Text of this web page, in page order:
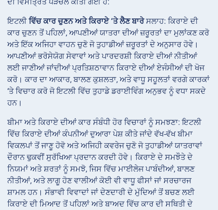
ਇਟਲੀਵਿੱਚ ਕਾਰ ਚੁਣਨ ਅਤੇ ਕਿਰਾਏ ‘ਤੇ ਲੈਣ ਬਾਰੇਸਲਾਹ: ਕਿਰਾਏ ਦੀ
ਕਾਰ ਚੁਣਨ ਤੋਂ ਪਹਿਲਾਂ, ਆਪਣੀਆਂ ਯਾਤਰਾ ਦੀਆਂ ਜ਼ਰੂਰਤਾਂ ਦਾ ਮੁਲਾਂਕਣ ਕਰੋ
ਅਤੇ ਇੱਕ ਅਜਿਹਾ ਵਾਹਨ ਚੁਣੋ ਜੋ ਤੁਹਾਡੀਆਂ ਜ਼ਰੂਰਤਾਂ ਦੇ ਅਨੁਸਾਰ ਹੋਵੇ।
ਆਪਣੀਆਂ ਭਰੋਸੇਯੋਗ ਸੇਵਾਵਾਂ ਅਤੇ ਪਾਰਦਰਸ਼ੀ ਕਿਰਾਏ ਦੀਆਂ ਨੀਤੀਆਂ
ਲਈ ਜਾਣੀਆਂ ਜਾਂਦੀਆਂ ਪ੍ਰਤਿਸ਼ਠਾਵਾਨ ਕਿਰਾਏ ਦੀਆਂ ਏਜੰਸੀਆਂ ਦੀ ਖੋਜ
ਕਰੋ। ਕਾਰ ਦਾ ਆਕਾਰ, ਬਾਲਣ ਕੁਸ਼ਲਤਾ, ਅਤੇ ਵਾਧੂ ਸਹੂਲਤਾਂ ਵਰਗੇ ਕਾਰਕਾਂ
‘ਤੇ ਵਿਚਾਰ ਕਰੋ ਜੋ ਇਟਲੀ ਵਿੱਚ ਤੁਹਾਡੇ ਡਰਾਈਵਿੰਗ ਅਨੁਭਵ ਨੂੰ ਵਧਾ ਸਕਦੇ
ਹਨ।
ਬੀਮਾ ਅਤੇ ਕਿਰਾਏ ਦੀਆਂ ਕਾਰ ਸੰਬੰਧੀ ਹੋਰ ਵਿਚਾਰਾਂ ਨੂੰ ਸਮਝਣਾ: ਇਟਲੀ
ਵਿੱਚ ਕਿਰਾਏ ਦੀਆਂ ਕੰਪਨੀਆਂ ਦੁਆਰਾ ਪੇਸ਼ ਕੀਤੇ ਜਾਂਦੇ ਵੱਖ-ਵੱਖ ਬੀਮਾ
ਵਿਕਲਪਾਂ ਤੋਂ ਜਾਣੂ ਹੋਵੋ ਅਤੇ ਅਜਿਹੀ ਕਵਰੇਜ ਚੁਣੋ ਜੋ ਤੁਹਾਡੀਆਂ ਯਾਤਰਾਵਾਂ
ਦੌਰਾਨ ਢੁਕਵੀਂ ਸੁਰੱਖਿਆ ਪ੍ਰਦਾਨ ਕਰਦੀ ਹੋਵੇ। ਕਿਰਾਏ ਦੇ ਸਮਝੌਤੇ ਦੇ
ਨਿਯਮਾਂ ਅਤੇ ਸ਼ਰਤਾਂ ਨੂੰ ਸਮਝੋ, ਜਿਸ ਵਿੱਚ ਮਾਈਲੇਜ ਪਾਬੰਦੀਆਂ, ਬਾਲਣ
ਨੀਤੀਆਂ, ਅਤੇ ਲਾਗੂ ਹੋਣ ਵਾਲੀਆਂ ਕੋਈ ਵੀ ਵਾਧੂ ਫੀਸਾਂ ਜਾਂ ਸਰਚਾਰਜ
ਸ਼ਾਮਲ ਹਨ। ਸੰਭਾਵੀ ਵਿਵਾਦਾਂ ਜਾਂ ਦੇਣਦਾਰੀ ਦੇ ਮੁੱਦਿਆਂ ਤੋਂ ਬਚਣ ਲਈ
ਕਿਰਾਏ ਦੀ ਮਿਆਦ ਤੋਂ ਪਹਿਲਾਂ ਅਤੇ ਬਾਅਦ ਵਿੱਚ ਕਾਰ ਦੀ ਸਥਿਤੀ ਦੇ